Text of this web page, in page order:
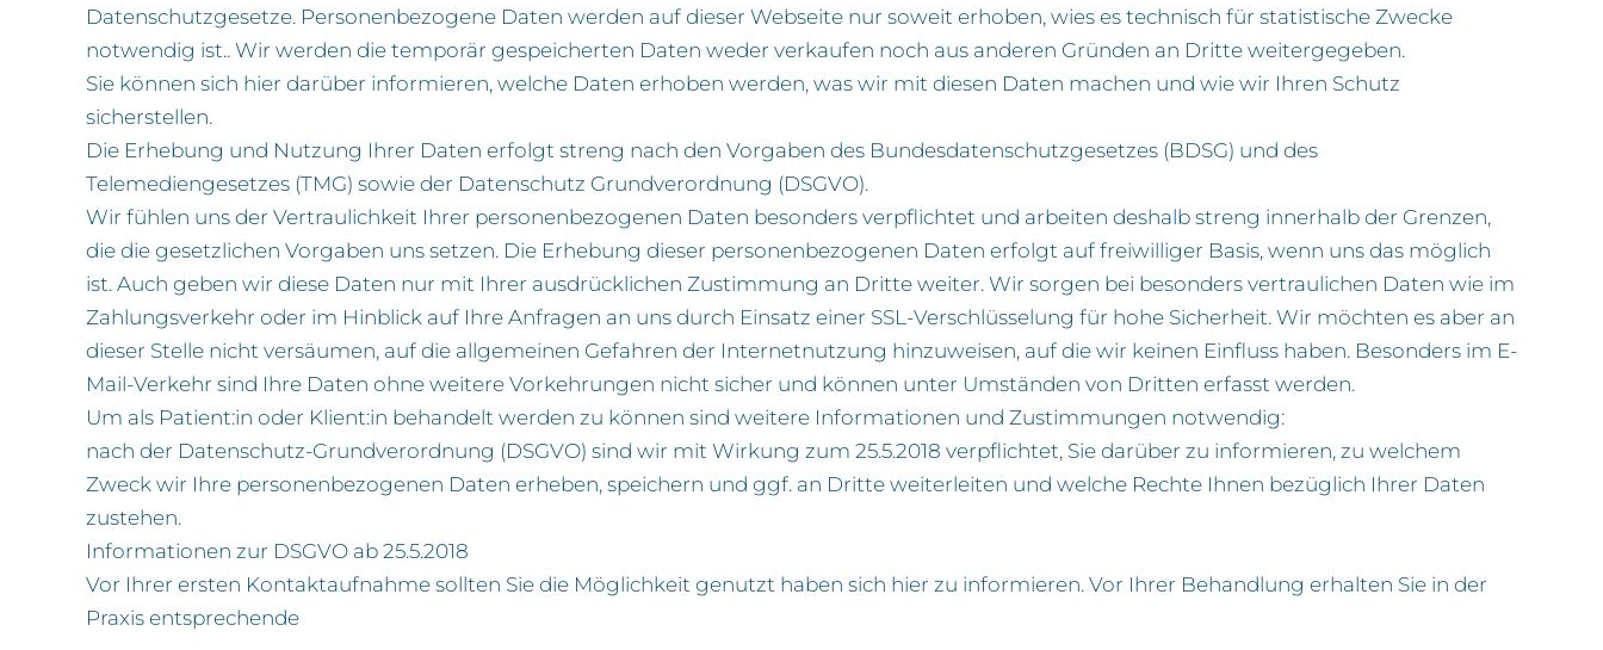
Datenschutzgesetze. Personenbezogene Daten werden auf dieser Webseite nur soweit erhoben, wies es technisch für statistische Zwecke
notwendig ist.. Wir werden die temporär gespeicherten Daten weder verkaufen noch aus anderen Gründen an Dritte weitergegeben.
Sie können sich hier darüber informieren, welche Daten erhoben werden, was wir mit diesen Daten machen und wie wir Ihren Schutz
sicherstellen.
Die Erhebung und Nutzung Ihrer Daten erfolgt streng nach den Vorgaben des Bundesdatenschutzgesetzes (BDSG) und des
Telemediengesetzes (TMG) sowie der Datenschutz Grundverordnung (DSGVO).
Wir fühlen uns der Vertraulichkeit Ihrer personenbezogenen Daten besonders verpflichtet und arbeiten deshalb streng innerhalb der Grenzen,
die die gesetzlichen Vorgaben uns setzen. Die Erhebung dieser personenbezogenen Daten erfolgt auf freiwilliger Basis, wenn uns das möglich
ist. Auch geben wir diese Daten nur mit Ihrer ausdrücklichen Zustimmung an Dritte weiter. Wir sorgen bei besonders vertraulichen Daten wie im
Zahlungsverkehr oder im Hinblick auf Ihre Anfragen an uns durch Einsatz einer SSL-Verschlüsselung für hohe Sicherheit. Wir möchten es aber an
dieser Stelle nicht versäumen, auf die allgemeinen Gefahren der Internetnutzung hinzuweisen, auf die wir keinen Einfluss haben. Besonders im E-
Mail-Verkehr sind Ihre Daten ohne weitere Vorkehrungen nicht sicher und können unter Umständen von Dritten erfasst werden.
Um als Patient:in oder Klient:in behandelt werden zu können sind weitere Informationen und Zustimmungen notwendig:
nach der Datenschutz-Grundverordnung (DSGVO) sind wir mit Wirkung zum 25.5.2018 verpflichtet, Sie darüber zu informieren, zu welchem
Zweck wir Ihre personenbezogenen Daten erheben, speichern und ggf. an Dritte weiterleiten und welche Rechte Ihnen bezüglich Ihrer Daten
zustehen.
Informationen zur DSGVO ab 25.5.2018
Vor Ihrer ersten Kontaktaufnahme sollten Sie die Möglichkeit genutzt haben sich hier zu informieren. Vor Ihrer Behandlung erhalten Sie in der
Praxis entsprechende